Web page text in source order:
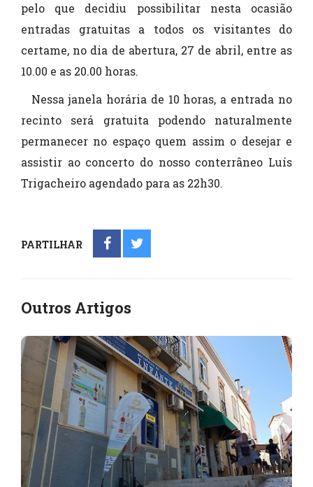
pelo que decidiu possibilitar nesta ocasião
entradas gratuitas a todos os visitantes do
certame, no dia de abertura, 27 de abril, entre as
10.00 e as 20.00 horas.
Nessa janela horária de 10 horas, a entrada no
recinto será gratuita podendo naturalmente
permanecer no espaço quem assim o desejar e
assistir ao concerto do nosso conterrâneo Luís
Trigacheiro agendado para as 22h30.
PARTILHAR
Outros Artigos